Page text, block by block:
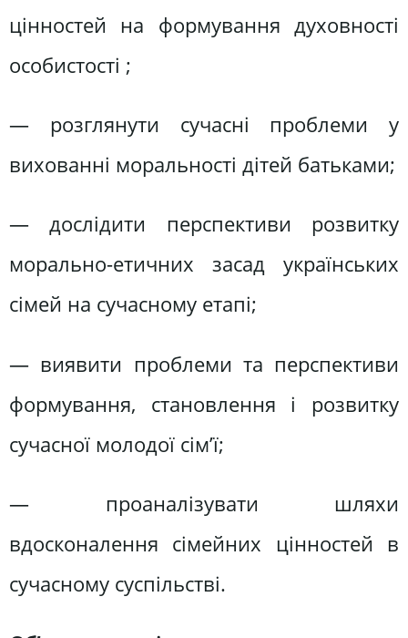
цінностей на формування духовності
особистості ;
— розглянути сучасні проблеми у
вихованні моральності дітей батьками;
— дослідити перспективи розвитку
морально-етичних засад українських
сімей на сучасному етапі;
— виявити проблеми та перспективи
формування, становлення і розвитку
сучасної молодої сім’ї;
— проаналізувати шляхи
вдосконалення сімейних цінностей в
сучасному суспільстві.